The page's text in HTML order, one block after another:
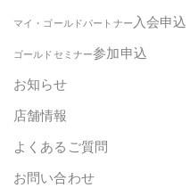
マイ・ゴールドパートナー 入会申込
ゴールドセミナー参加申込
お知らせ
店舗情報
よくあるご質問
お問い合わせ